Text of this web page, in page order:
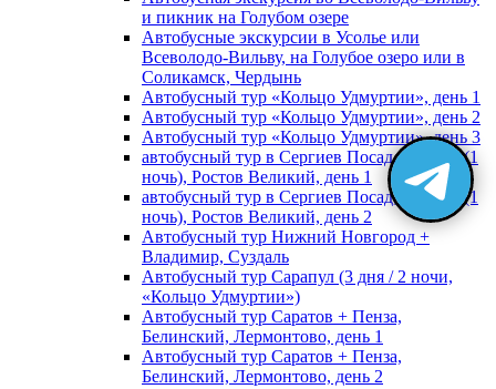
и пикник на Голубом озере
Автобусные экскурсии в Усолье или
Всеволодо-Вильву, на Голубое озеро или в
Соликамск, Чердынь
Автобусный тур «Кольцо Удмуртии», день 1
Автобусный тур «Кольцо Удмуртии», день 2
Автобусный тур «Кольцо Удмуртии», день 3
автобусный тур в Сергиев Посад, Москву (1
ночь), Ростов Великий, день 1
автобусный тур в Сергиев Посад, Москву (1
ночь), Ростов Великий, день 2
Автобусный тур Нижний Новгород +
Владимир, Суздаль
Автобусный тур Сарапул (3 дня / 2 ночи,
«Кольцо Удмуртии»)
Автобусный тур Саратов + Пенза,
Белинский, Лермонтово, день 1
Автобусный тур Саратов + Пенза,
Белинский, Лермонтово, день 2